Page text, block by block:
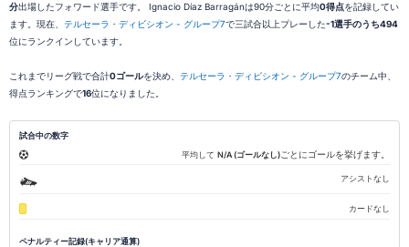
分出場したフォワード選手です。 Ignacio Díaz Barragánは90分ごとに平均0得点を記録してい
ます。現在、 テルセーラ・ディビシオン - グループ7で三試合以上プレーした-1選手のうち494
位にランクインしています。
これまでリーグ戦で合計0ゴールを決め、 テルセーラ・ディビシオン - グループ7のチーム中、
得点ランキングで16位になりました。
試合中の数字
平均してN/A (ゴールなし)ごとにゴールを挙げます。
アシストなし
カードなし
ペナルティー記録(キャリア通算)